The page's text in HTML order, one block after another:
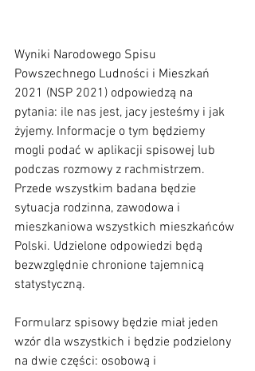
Wyniki Narodowego Spisu
Powszechnego Ludności i Mieszkań
2021 (NSP 2021) odpowiedzą na
pytania: ile nas jest, jacy jesteśmy i jak
żyjemy. Informacje o tym będziemy
mogli podać w aplikacji spisowej lub
podczas rozmowy z rachmistrzem.
Przede wszystkim badana będzie
sytuacja rodzinna, zawodowa i
mieszkaniowa wszystkich mieszkańców
Polski. Udzielone odpowiedzi będą
bezwzględnie chronione tajemnicą
statystyczną.
Formularz spisowy będzie miał jeden
wzór dla wszystkich i będzie podzielony
na dwie części: osobową i